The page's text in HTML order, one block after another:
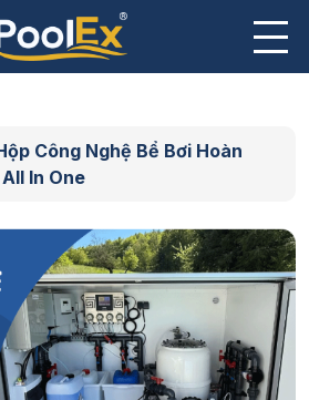
Công Nghệ Bể Bơi Hoàn
In One